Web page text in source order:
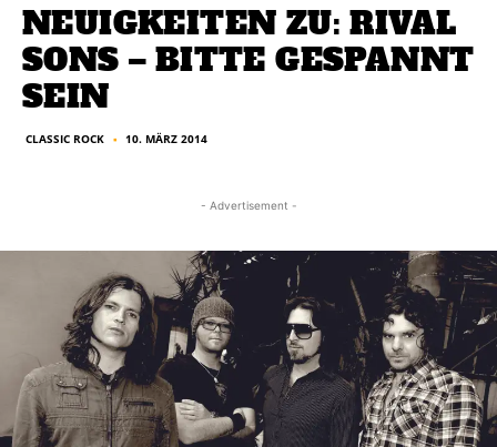
NEUIGKEITEN ZU: RIVAL
SONS – BITTE GESPANNT
SEIN
CLASSIC ROCK ■ 10. MÄRZ 2014
- Advertisement -